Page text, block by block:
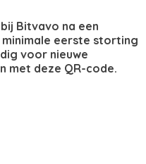
Bitvavo na een
eerste storting
voor nieuwe
met deze QR-code.